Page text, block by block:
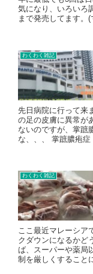
気になり、いろいろ
まで発売してます。
わくわく雑記
先日病院に行って来
の足の皮膚に異常が
ないのですが、掌蹠
な、、、 掌蹠膿疱症
わくわく雑記
ここ最近マレーシア
クダウンになるかど
ば、スーパーや薬局
制を厳しくすること